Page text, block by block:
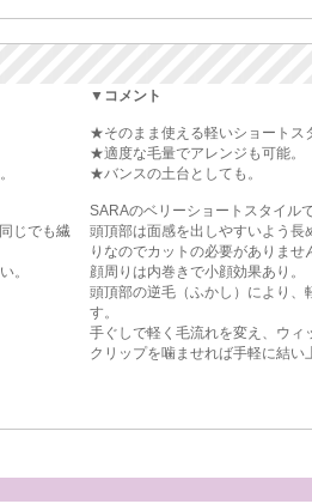
じでも繊
。
▼コメント
★そのまま使える軽いショートス
★適度な毛量でアレンジも可能。
★バンスの土台としても。
SARAのベリーショートスタイルで
頭頂部は面感を出しやすいよう長
りなのでカットの必要がありませ
顔周りは内巻きで小顔効果あり。
頭頂部の逆毛（ふかし）により、
す。
手ぐしで軽く毛流れを変え、ウィ
クリップを噛ませれば手軽に結い